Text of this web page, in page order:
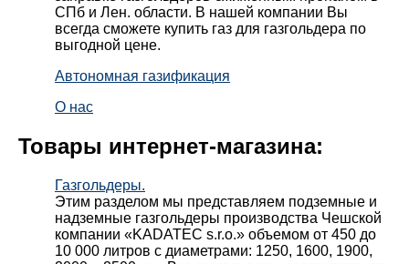
СПб и Лен. области. В нашей компании Вы
всегда сможете купить газ для газгольдера по
выгодной цене.
Автономная газификация
О нас
Товары интернет-магазина:
Газгольдеры.
Этим разделом мы представляем подземные и
надземные газгольдеры производства Чешской
компании «KADATEC s.r.o.» объемом от 450 до
10 000 литров с диаметрами: 1250, 1600, 1900,